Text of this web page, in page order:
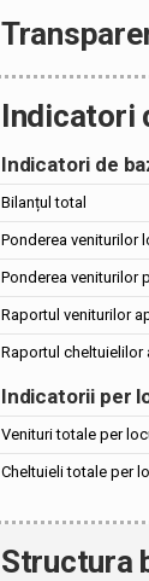
Indicatori
Indicatori de
Bilanțul total
Ponderea veniturilor
Ponderea veniturilor
Raportul veniturilor
Raportul cheltuielilor
Indicatorii per
Venituri totale per
Cheltuieli totale per
Structura